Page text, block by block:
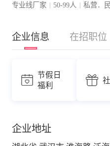
专业线厂家 | 50-99人 | 私营．
企业信息 在招职位
节假日
福利
企业地址